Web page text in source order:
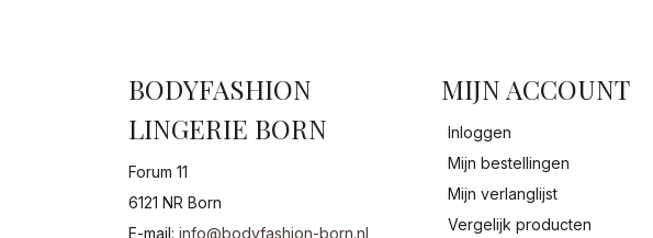
BODYFASHION
LINGERIE BORN
Forum 11
6121 NR Born
E-mail: info@bodyfashion-born.nl
MIJN ACCOUNT
Inloggen
Mijn bestellingen
Mijn verlanglijst
Vergelijk producten